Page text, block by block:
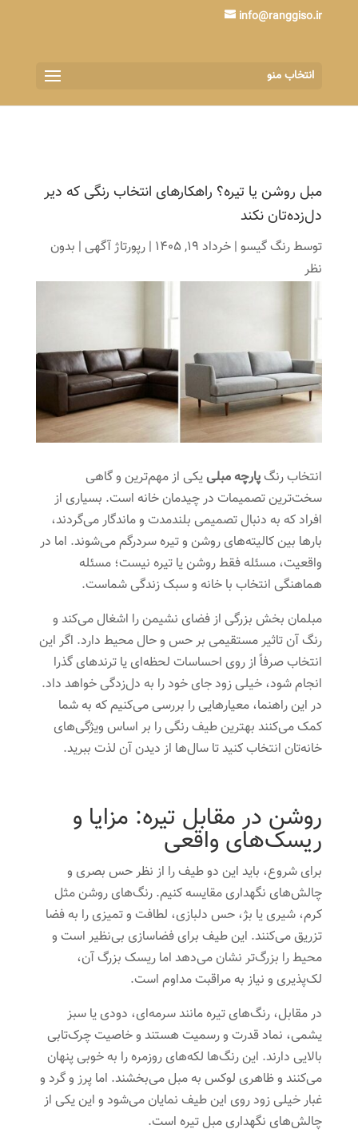
info@ranggiso.ir
انتخاب منو
مبل روشن یا تیره؟ راهکارهای انتخاب رنگی که دیر
دل‌زده‌تان نکند
توسطرنگ گیسو| خرداد 19, 1405 | رپورتاژ آگهی| بدون
نظر
انتخاب رنگپارچه مبلییکی از مهم‌ترین و گاهی
سخت‌ترین تصمیمات در چیدمان خانه است. بسیاری از
افراد که به دنبال تصمیمی بلندمدت و ماندگار می‌گردند،
بارها بین کالیته‌های روشن و تیره سردرگم می‌شوند. اما در
واقعیت، مسئله فقط روشن یا تیره نیست؛ مسئله
هماهنگی انتخاب با خانه و سبک زندگی شماست.
مبلمان بخش بزرگی از فضای نشیمن را اشغال می‌کند و
رنگ آن تاثیر مستقیمی بر حس و حال محیط دارد. اگر این
انتخاب صرفاً از روی احساسات لحظه‌ای یا ترندهای گذرا
انجام شود، خیلی زود جای خود را به دل‌زدگی خواهد داد.
در این راهنما، معیارهایی را بررسی می‌کنیم که به شما
کمک می‌کنند بهترین طیف رنگی را بر اساس ویژگی‌های
خانه‌تان انتخاب کنید تا سال‌ها از دیدن آن لذت ببرید.
روشن در مقابل تیره: مزایا و
ریسک‌های واقعی
برای شروع، باید این دو طیف را از نظر حس بصری و
چالش‌های نگهداری مقایسه کنیم. رنگ‌های روشن مثل
کرم، شیری یا بژ، حس دلبازی، لطافت و تمیزی را به فضا
تزریق می‌کنند. این طیف برای فضاسازی بی‌نظیر است و
محیط را بزرگ‌تر نشان می‌دهد اما ریسک بزرگ آن،
لک‌پذیری و نیاز به مراقبت مداوم است.
در مقابل، رنگ‌های تیره مانند سرمه‌ای، دودی یا سبز
یشمی، نماد قدرت و رسمیت هستند و خاصیت چرک‌تابی
بالایی دارند. این رنگ‌ها لکه‌های روزمره را به خوبی پنهان
می‌کنند و ظاهری لوکس به مبل می‌بخشند. اما پرز و گرد و
غبار خیلی زود روی این طیف نمایان می‌شود و این یکی از
چالش‌های نگهداری مبل تیره است.